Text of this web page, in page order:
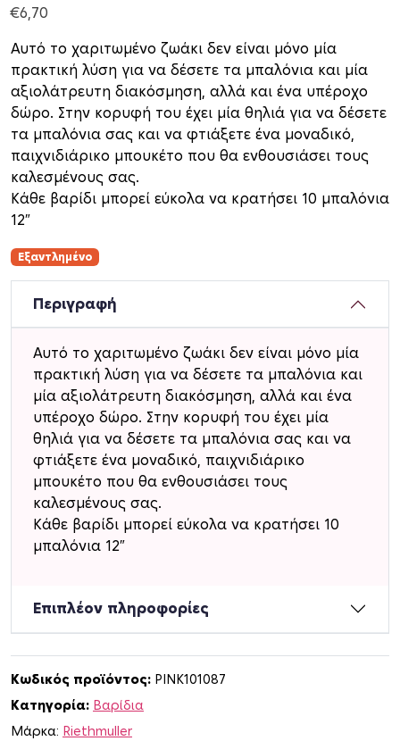
€6,70
Αυτό το χαριτωμένο ζωάκι δεν είναι μόνο μία
πρακτική λύση για να δέσετε τα μπαλόνια και μία
αξιολάτρευτη διακόσμηση, αλλά και ένα υπέροχο
δώρο. Στην κορυφή του έχει μία θηλιά για να δέσετε
τα μπαλόνια σας και να φτιάξετε ένα μοναδικό,
παιχνιδιάρικο μπουκέτο που θα ενθουσιάσει τους
καλεσμένους σας.
Κάθε βαρίδι μπορεί εύκολα να κρατήσει 10 μπαλόνια
12″
Εξαντλημένο
Περιγραφή
Αυτό το χαριτωμένο ζωάκι δεν είναι μόνο μία
πρακτική λύση για να δέσετε τα μπαλόνια και
μία αξιολάτρευτη διακόσμηση, αλλά και ένα
υπέροχο δώρο. Στην κορυφή του έχει μία
θηλιά για να δέσετε τα μπαλόνια σας και να
φτιάξετε ένα μοναδικό, παιχνιδιάρικο
μπουκέτο που θα ενθουσιάσει τους
καλεσμένους σας.
Κάθε βαρίδι μπορεί εύκολα να κρατήσει 10
μπαλόνια 12″
Επιπλέον πληροφορίες
Κωδικός προϊόντος: PINK101087
Κατηγορία: Βαρίδια
Μάρκα: Riethmuller